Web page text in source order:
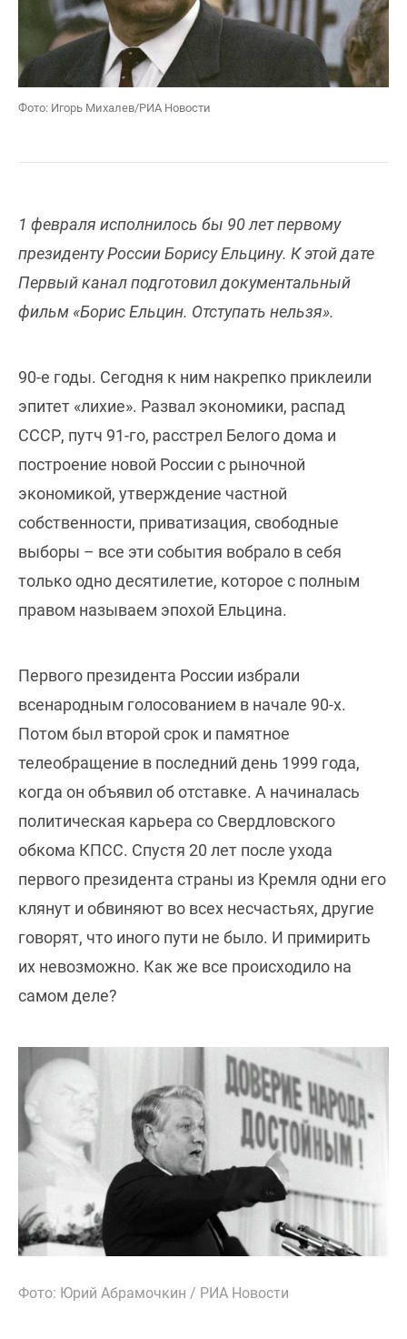
Фото: Игорь Михалев/РИА Новости
1 февраля исполнилось бы 90 лет первому
президенту России Борису Ельцину. К этой дате
Первый канал подготовил документальный
фильм «Борис Ельцин. Отступать нельзя».
90-е годы. Сегодня к ним накрепко приклеили
эпитет «лихие». Развал экономики, распад
СССР, путч 91-го, расстрел Белого дома и
построение новой России с рыночной
экономикой, утверждение частной
собственности, приватизация, свободные
выборы – все эти события вобрало в себя
только одно десятилетие, которое с полным
правом называем эпохой Ельцина.
Первого президента России избрали
всенародным голосованием в начале 90-х.
Потом был второй срок и памятное
телеобращение в последний день 1999 года,
когда он объявил об отставке. А начиналась
политическая карьера со Свердловского
обкома КПСС. Спустя 20 лет после ухода
первого президента страны из Кремля одни его
клянут и обвиняют во всех несчастьях, другие
говорят, что иного пути не было. И примирить
их невозможно. Как же все происходило на
самом деле?
Фото: Юрий Абрамочкин / РИА Новости